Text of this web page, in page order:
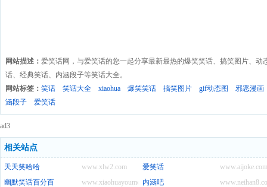
网站描述： 爱笑话网，与爱笑话的您一起分享最新最热的爆笑笑话、搞笑图片、
话、经典笑话、内涵段子等笑话大全。
网站标签： 笑话 笑话大全 xiaohua 爆笑笑话 搞笑图片 gif动态图
邪恶漫画
涵段子
爱笑话
ad3
相关站点
www.xlw2.com
天天笑哈哈 www.aijoke.com
爱笑话
www.xiaohuayoumo.com
幽默笑话百分百 内涵吧